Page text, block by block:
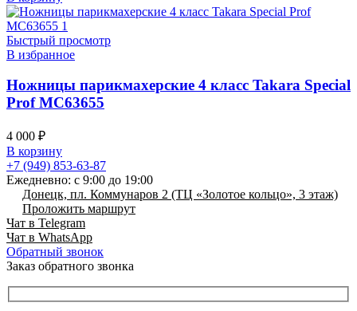
Быстрый просмотр
В избранное
Ножницы парикмахерские 4 класс Takara Special
Prof MC63655
4 000 ₽
В корзину
+7 (949) 853-63-87
Ежедневно: с 9:00 до 19:00
Донецк, пл. Коммунаров 2 (ТЦ «Золотое кольцо», 3 этаж)
Проложить маршрут
Чат в Telegram
Чат в WhatsApp
Обратный звонок
Заказ обратного звонка